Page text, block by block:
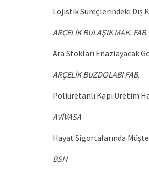
Lojistik Süreçlerindeki Dış
ARÇELİK BULAŞIK MAK. FAB.
Ara Stokları Enazlayacak
ARÇELİK BUZDOLABI FAB.
Poliüretanlı Kapı Üretim
AVİVASA
Hayat Sigortalarında
BSH